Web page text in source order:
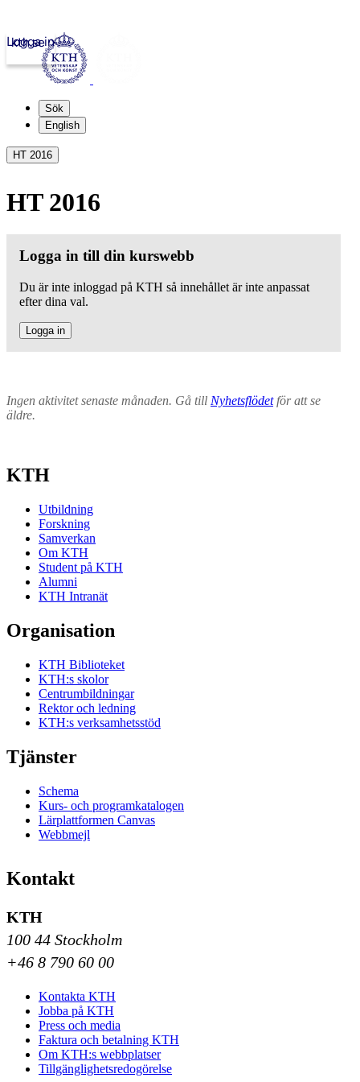
kth.se
Logga in
Sök
English
HT 2016
HT 2016
Logga in till din kurswebb
Du är inte inloggad på KTH så innehållet är inte anpassat
efter dina val.
Logga in
Ingen aktivitet senaste månaden. Gå till Nyhetsflödetför att se
äldre.
KTH
Utbildning
Forskning
Samverkan
Om KTH
Student på KTH
Alumni
KTH Intranät
Organisation
KTH Biblioteket
KTH:s skolor
Centrumbildningar
Rektor och ledning
KTH:s verksamhetsstöd
Tjänster
Schema
Kurs- och programkatalogen
Lärplattformen Canvas
Webbmejl
Kontakt
KTH
100 44 Stockholm
+46 8 790 60 00
Kontakta KTH
Jobba på KTH
Press och media
Faktura och betalning KTH
Om KTH:s webbplatser
Tillgänglighetsredogörelse